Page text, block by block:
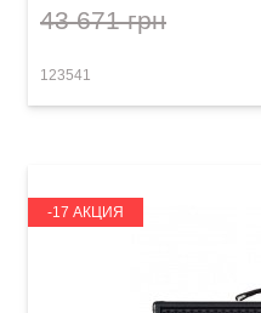
43 671 грн
123541
-17 АКЦИЯ